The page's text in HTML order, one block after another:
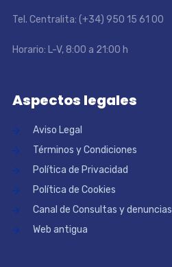
Tel. Centralita: (+34) 950 15 61 00
Horario: L-V, 8:00 a 21:00 h
Aspectos legales
Aviso Legal
Términos y Condiciones
Política de Privacidad
Política de Cookies
Canal de Consultas y denuncias
Web antigua